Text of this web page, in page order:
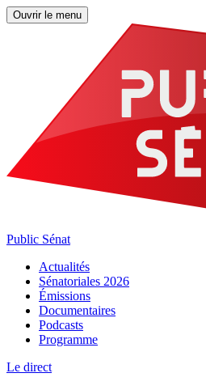
Ouvrir le menu
Public Sénat
Actualités
Sénatoriales 2026
Émissions
Documentaires
Podcasts
Programme
Le direct